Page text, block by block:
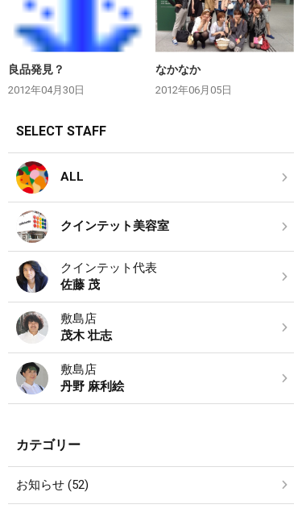
良品発見？
2012年04月30日
なかなか
2012年06月05日
SELECT STAFF
ALL
クインテット美容室
クインテット代表
佐藤 茂
敷島店
茂木 壮志
敷島店
丹野 麻利絵
カテゴリー
お知らせ (52)